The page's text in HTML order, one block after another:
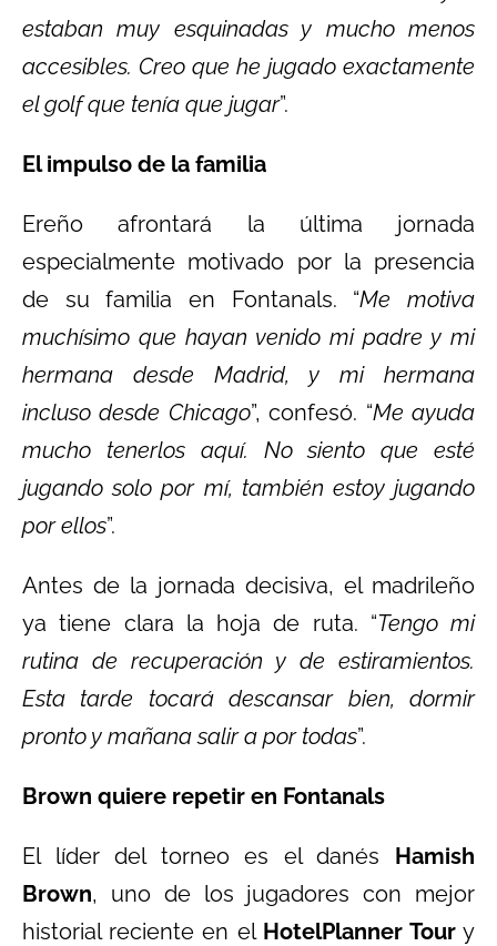
estaban muy esquinadas y mucho menos
accesibles. Creo que he jugado exactamente
el golf que tenía que jugar”.
El impulso de la familia
Ereño afrontará la última jornada
especialmente motivado por la presencia
de su familia en Fontanals. “Me motiva
muchísimo que hayan venido mi padre y mi
hermana desde Madrid, y mi hermana
incluso desde Chicago”, confesó. “Me ayuda
mucho tenerlos aquí. No siento que esté
jugando solo por mí, también estoy jugando
por ellos”.
Antes de la jornada decisiva, el madrileño
ya tiene clara la hoja de ruta. “Tengo mi
rutina de recuperación y de estiramientos.
Esta tarde tocará descansar bien, dormir
pronto y mañana salir a por todas”.
Brown quiere repetir en Fontanals
El líder del torneo es el danés Hamish
Brown, uno de los jugadores con mejor
historial reciente en el HotelPlanner Toury